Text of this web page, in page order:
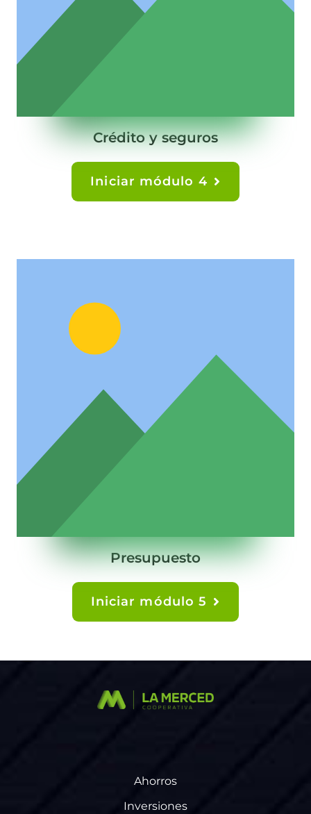
Crédito y seguros
Iniciar módulo 4
Presupuesto
Iniciar módulo 5
Ahorros
Inversiones